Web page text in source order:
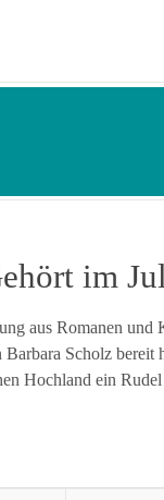
im
aus Romanen und
Scholz
Hochland ein